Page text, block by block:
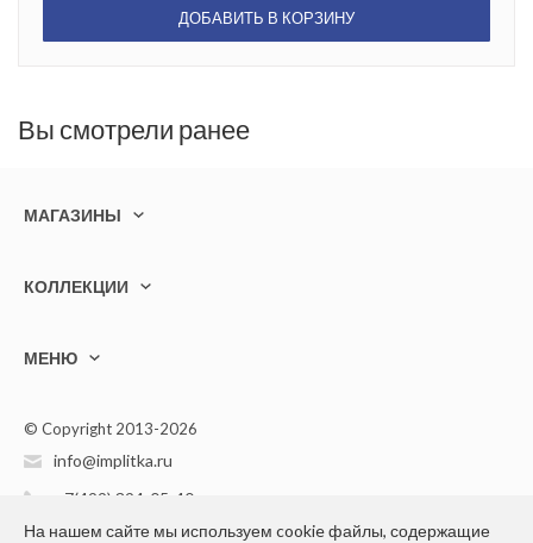
ДОБАВИТЬ В КОРЗИНУ
Вы смотрели ранее
МАГАЗИНЫ
КОЛЛЕКЦИИ
МЕНЮ
© Copyright 2013-2026
info@implitka.ru
+7(499) 394-05-40
На нашем сайте мы используем cookie файлы, содержащие